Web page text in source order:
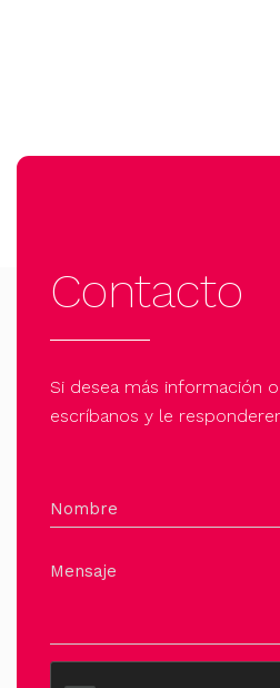
Contacto
Si desea más información
escríbanos y le
Nombre
Mensaje